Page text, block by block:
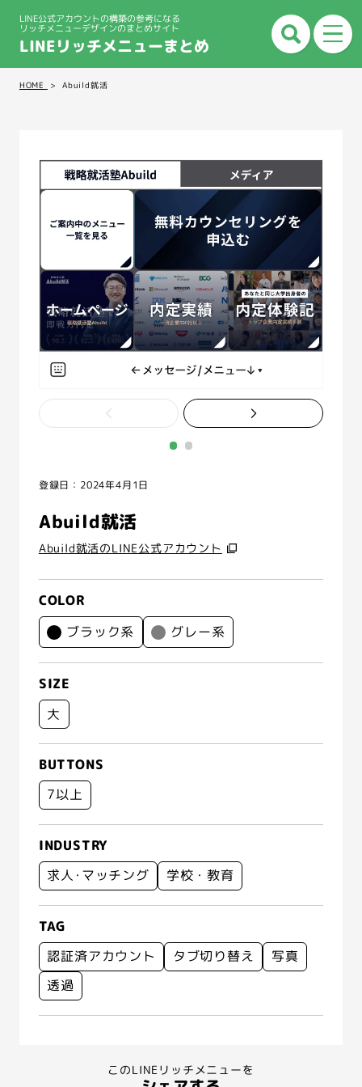
LINE公式アカウントの構築の参考になる
リッチメニューデザインのまとめサイト
LINEリッチメニューまとめ
HOME Abuild就活
登録日：2024年4月1日
Abuild就活
Abuild就活のLINE公式アカウント
COLOR
ブラック系
グレー系
SIZE
大
BUTTONS
7以上
INDUSTRY
求人･マッチング
学校・教育
TAG
認証済アカウント
タブ切り替え
写真
透過
このLINEリッチメニューを